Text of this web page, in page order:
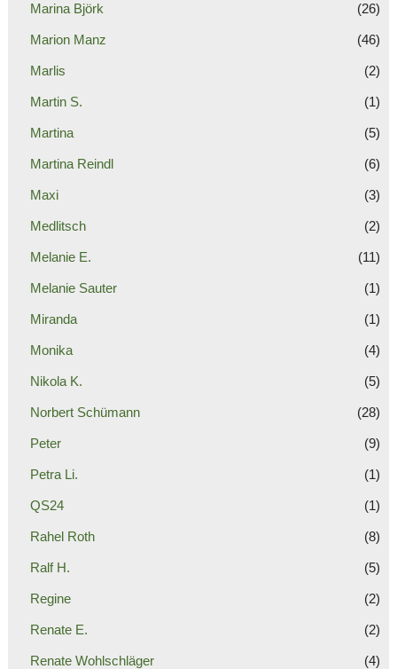
Marina Björk (26)
Marion Manz (46)
Marlis (2)
Martin S. (1)
Martina (5)
Martina Reindl (6)
Maxi (3)
Medlitsch (2)
Melanie E. (11)
Melanie Sauter (1)
Miranda (1)
Monika (4)
Nikola K. (5)
Norbert Schümann (28)
Peter (9)
Petra Li. (1)
QS24 (1)
Rahel Roth (8)
Ralf H. (5)
Regine (2)
Renate E. (2)
Renate Wohlschläger (4)